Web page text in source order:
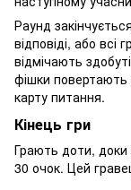
Раунд
відповіді, або всі
відмічають
фішки повертають
карту питання.
Кінець гри
Грають доти,
30 очок. Цей